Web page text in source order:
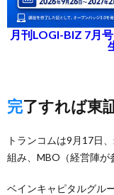
月刊LOGI-BIZ 7月
完了すれば
トランコムは9月17日
組み、MBO（経営陣が
ベインキャピタルグル